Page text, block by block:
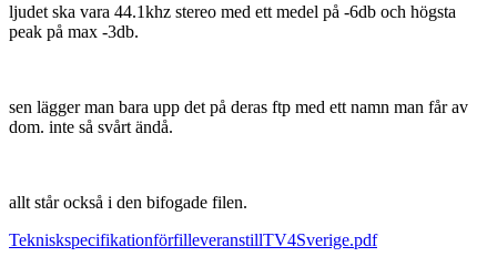
ljudet ska vara 44.1khz stereo med ett medel på -6db och högsta
peak på max -3db.
sen lägger man bara upp det på deras ftp med ett namn man får av
dom. inte så svårt ändå.
allt står också i den bifogade filen.
TekniskspecifikationförfilleveranstillTV4Sverige.pdf